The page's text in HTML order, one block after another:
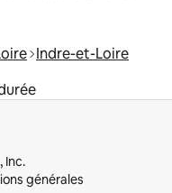
Indre-et-Loire
Inc.
générales